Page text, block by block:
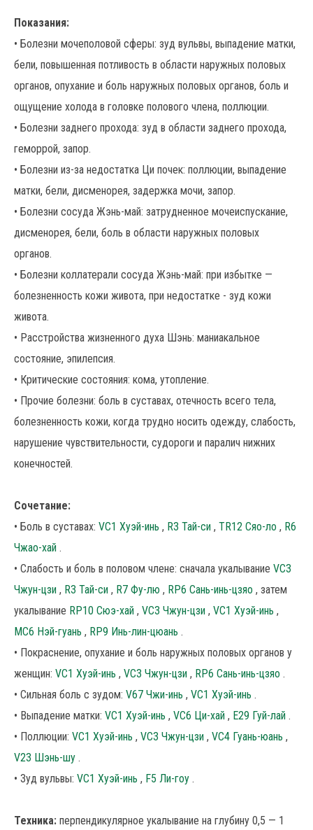
Показания:
• Болезни мочеполовой сферы: зуд вульвы, выпадение матки,
бели, повышенная потливость в области наружных половых
органов, опухание и боль наружных половых органов, боль и
ощущение холода в головке полового члена, поллюции.
• Болезни заднего прохода: зуд в области заднего прохода,
геморрой, запор.
• Болезни из-за недостатка Ци почек: поллюции, выпадение
матки, бели, дисменорея, задержка мочи, запор.
• Болезни сосуда Жэнь-май: затрудненное мочеиспускание,
дисменорея, бели, боль в области наружных половых
органов.
• Болезни коллатерали сосуда Жэнь-май: при избытке —
болезненность кожи живота, при недостатке - зуд кожи
живота.
• Расстройства жизненного духа Шэнь: маниакальное
состояние, эпилепсия.
• Критические состояния: кома, утопление.
• Прочие болезни: боль в суставах, отечность всего тела,
болезненность кожи, когда трудно носить одежду, слабость,
нарушение чувствительности, судороги и паралич нижних
конечностей.
Сочетание:
• Боль в суставах: VC1 Хуэй-инь , R3 Тай-си , TR12 Сяо-ло , R6
Чжао-хай .
• Слабость и боль в половом члене: сначала укалывание VC3
Чжун-цзи , R3 Тай-си , R7 Фу-лю , RP6 Сань-инь-цзяо , затем
укалывание RP10 Сюэ-хай , VC3 Чжун-цзи , VC1 Хуэй-инь ,
MC6 Нэй-гуань , RP9 Инь-лин-цюань .
• Покраснение, опухание и боль наружных половых органов у
женщин: VC1 Хуэй-инь , VC3 Чжун-цзи , RP6 Сань-инь-цзяо .
• Сильная боль с зудом: V67 Чжи-инь , VC1 Хуэй-инь .
• Выпадение матки: VC1 Хуэй-инь , VC6 Ци-хай , Е29 Гуй-лай .
• Поллюции: VC1 Хуэй-инь , VC3 Чжун-цзи , VC4 Гуань-юань ,
V23 Шэнь-шу .
• Зуд вульвы: VC1 Хуэй-инь , F5 Ли-гоу .
Техника: перпендикулярное укалывание на глубину 0,5 — 1